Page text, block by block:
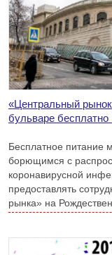
«Центральный
бульваре
Бесплатное питание
борющимся с
коронавирусной
предоставлять
рынка» на